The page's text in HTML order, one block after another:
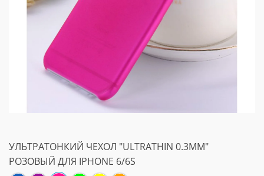
УЛЬТРАТОНКИЙ ЧЕХОЛ "ULTRATHIN 0.3MM"
РОЗОВЫЙ ДЛЯ IPHONE 6/6S